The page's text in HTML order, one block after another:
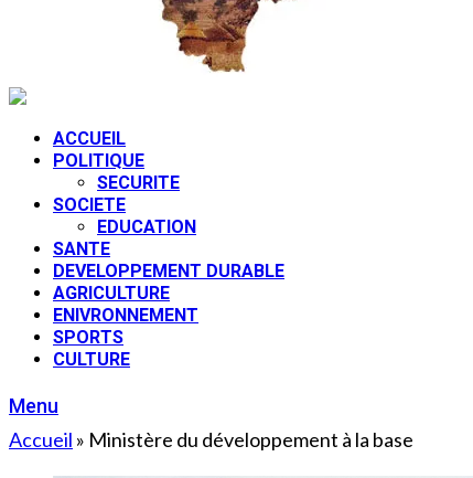
ACCUEIL
POLITIQUE
SECURITE
SOCIETE
EDUCATION
SANTE
DEVELOPPEMENT DURABLE
AGRICULTURE
ENIVRONNEMENT
SPORTS
CULTURE
Menu
Accueil » Ministère du développement à la base